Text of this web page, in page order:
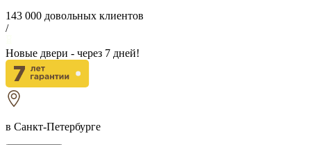
143 000 довольных клиентов
/
Новые двери - через 7 дней!
в Санкт-Петербурге